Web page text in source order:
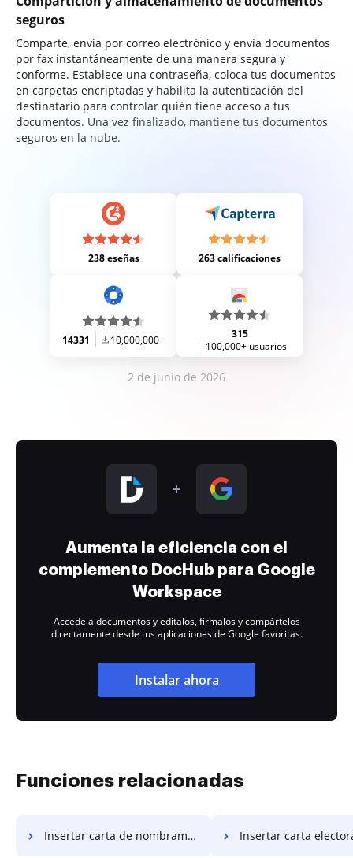
seguros
Comparte, envía por correo electrónico y envía documentos
por fax instantáneamente de una manera segura y
conforme. Establece una contraseña, coloca tus documentos
en carpetas encriptadas y habilita la autenticación del
destinatario para controlar quién tiene acceso a tus
documentos. Una vez finalizado, mantiene tus documentos
seguros en la nube.
238 eseñas 263 calificaciones
14331 10,000,000+
315
100,000+ usuarios
2 de junio de 2026
Aumenta la eficiencia con el
complemento DocHub para Google
Workspace
Accede a documentos y edítalos, fírmalos y compártelos
directamente desde tus aplicaciones de Google favoritas.
Instalar ahora
Funciones relacionadas
Insertar carta de nombramiento gratis Insertar carta